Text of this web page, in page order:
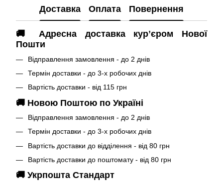
Доставка Оплата Повернення
🚚 Адресна доставка курʼєром Нової
Пошти
Відправлення замовлення - до 2 днів
Термін доставки - до 3-х робочих днів
Вартість доставки - від 115 грн
🚚 Новою Поштою по Україні
Відправлення замовлення - до 2 днів
Термін доставки - до 3-х робочих днів
Вартість доставки до відділення - від 80 грн
Вартість доставки до поштомату - від 80 грн
🚚 Укрпошта Стандарт